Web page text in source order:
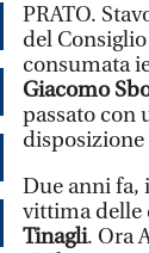
PRATO.
del
consumata
Giacomo
passato con
disposizione
Due anni fa,
vittima delle
Tinagli. Ora